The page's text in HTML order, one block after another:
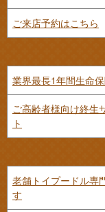
ご来店予約はこちら
業界最長1年間生命
ご高齢者様向け終生
ト
老舗トイプードル専
す